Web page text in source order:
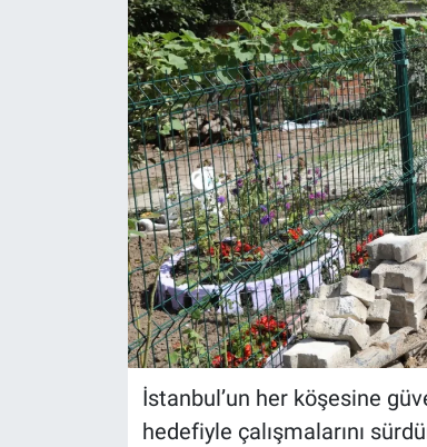
İstanbul’un her köşesine
hedefiyle çalışmalarını